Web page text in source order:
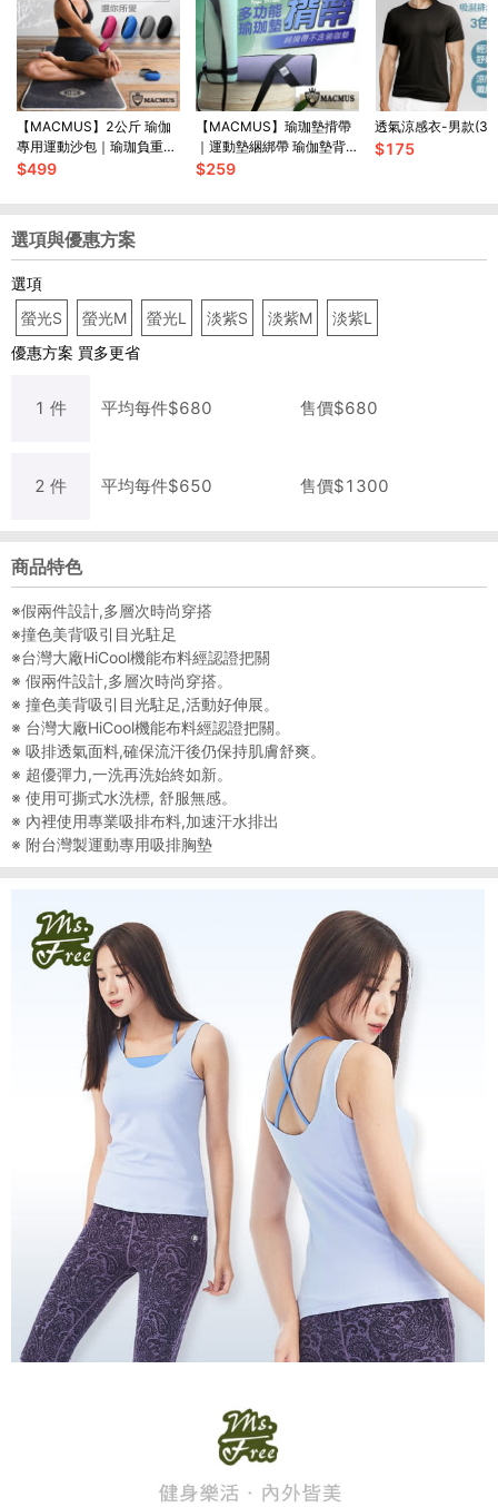
【MACMUS】2公斤 瑜伽
專用運動沙包｜瑜珈負重沙
袋｜綁手沙包
$499
【MACMUS】瑜珈墊揹帶
｜運動墊綑綁帶 瑜伽墊背帶
攜帶背繩背帶 瑜伽背帶 瑜
$259
透氣涼感衣-男款(3
$175
選項與優惠方案
選項
螢光S
螢光M 螢光L 淡紫S 淡紫M
淡紫L
優惠方案 買多更省
1 件 平均每件$680 售價$680
2 件 平均每件$650 售價$1300
商品特色
※假兩件設計,多層次時尚穿搭
※撞色美背吸引目光駐足
※台灣大廠HiCool機能布料經認證把關
※ 假兩件設計,多層次時尚穿搭。
※ 撞色美背吸引目光駐足,活動好伸展。
※ 台灣大廠HiCool機能布料經認證把關。
※ 吸排透氣面料,確保流汗後仍保持肌膚舒爽。
※ 超優彈力,一洗再洗始終如新。
※ 使用可撕式水洗標, 舒服無感。
※ 內裡使用專業吸排布料,加速汗水排出
※ 附台灣製運動專用吸排胸墊